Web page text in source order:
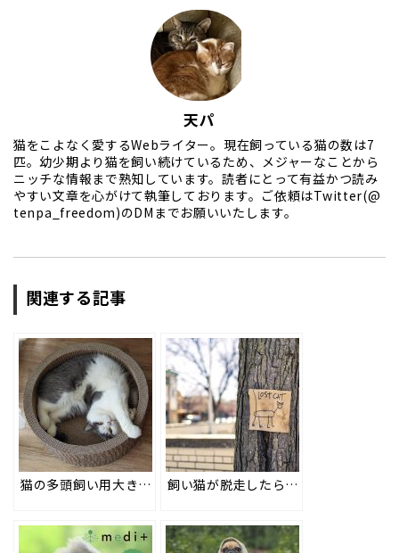
天パ
猫をこよなく愛するWebライター。現在飼っている猫の数は7
匹。幼少期より猫を飼い続けているため、メジャーなことから
ニッチな情報まで熟知しています。読者にとって有益かつ読み
やすい文章を心がけて執筆しております。ご依頼はTwitter(@
tenpa_freedom)のDMまでお願いいたします。
関連する記事
猫の多頭飼い用大きめ段ボールつめとぎ #16 飼い猫が脱走したらどうしたらいい？探し方と事前にできる対策とは？ #48